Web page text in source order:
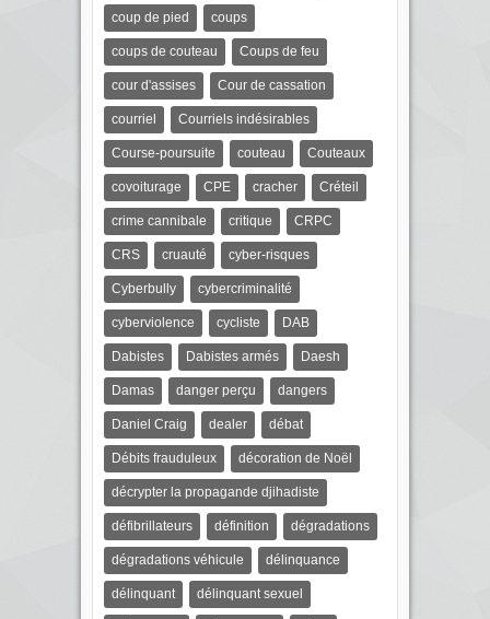
coup de pied coups
coups de couteau Coups de feu
cour d'assises Cour de cassation
courriel Courriels indésirables
Course-poursuite couteau Couteaux
covoiturage CPE cracher Créteil
crime cannibale critique CRPC
CRS cruauté cyber-risques
Cyberbully cybercriminalité
cyberviolence cycliste DAB
Dabistes Dabistes armés Daesh
Damas danger perçu dangers
Daniel Craig dealer débat
Débits frauduleux décoration de Noël
décrypter la propagande djihadiste
défibrillateurs définition dégradations
dégradations véhicule délinquance
délinquant délinquant sexuel